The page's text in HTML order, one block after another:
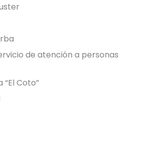
de atención a personas
Coto”